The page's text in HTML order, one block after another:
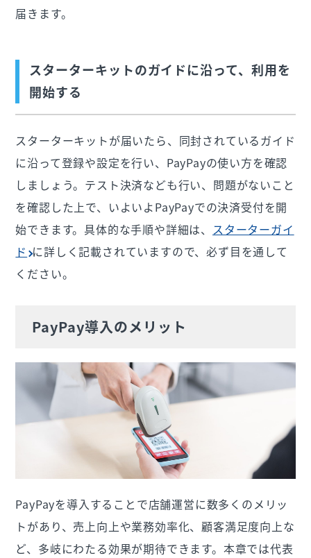
届きます。
スターターキットのガイドに沿って、利用を
開始する
スターターキットが届いたら、同封されているガイド
に沿って登録や設定を行い、PayPayの使い方を確認
しましょう。テスト決済なども行い、問題がないこと
を確認した上で、いよいよPayPayでの決済受付を開
始できます。具体的な手順や詳細は、 スターターガイ
ド に詳しく記載されていますので、必ず目を通して
ください。
PayPay導入のメリット
PayPayを導入することで店舗運営に数多くのメリッ
トがあり、売上向上や業務効率化、顧客満足度向上な
ど、多岐にわたる効果が期待できます。本章では代表